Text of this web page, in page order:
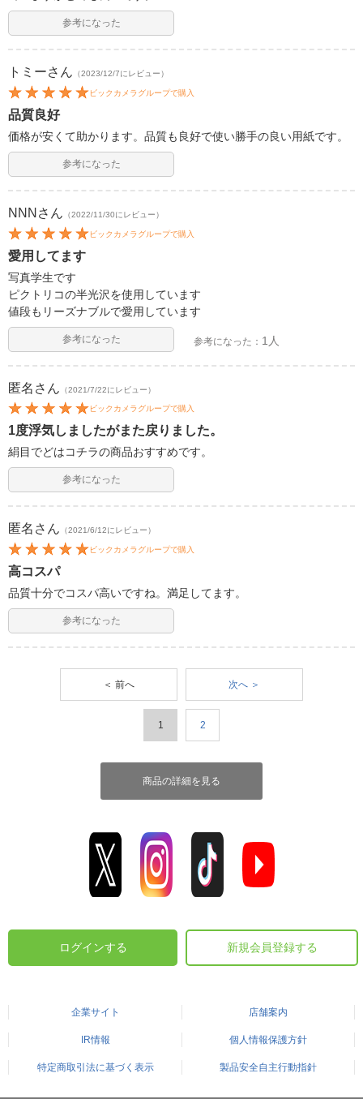
参考になった
トミーさん （2023/12/7にレビュー）
ビックカメラグループで購入
品質良好
価格が安くて助かります。品質も良好で使い勝手の良い用紙です。
参考になった
NNN さん （2022/11/30にレビュー）
ビックカメラグループで購入
愛用してます
写真学生です
ピクトリコの半光沢を使用しています
値段もリーズナブルで愛用しています
参考になった 参考になった： 1人
匿名 さん （2021/7/22にレビュー）
ビックカメラグループで購入
1度浮気しましたがまた戻りました。
絹目でどはコチラの商品おすすめです。
参考になった
匿名 さん （2021/6/12にレビュー）
ビックカメラグループで購入
高コスパ
品質十分でコスパ高いですね。満足してます。
参考になった
＜ 前へ 次へ ＞
1 2
商品の詳細を見る
ログインする 新規会員登録する
企業サイト 店舗案内
IR情報 個人情報保護方針
特定商取引法に基づく表示 製品安全自主行動指針